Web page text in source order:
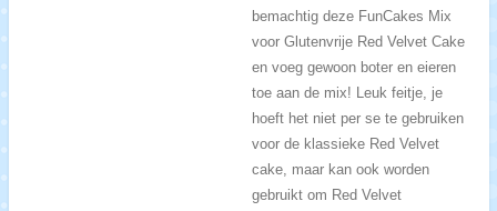
bemachtig deze FunCakes Mix
voor Glutenvrije Red Velvet Cake
en voeg gewoon boter en eieren
toe aan de mix! Leuk feitje, je
hoeft het niet per se te gebruiken
voor de klassieke Red Velvet
cake, maar kan ook worden
gebruikt om Red Velvet